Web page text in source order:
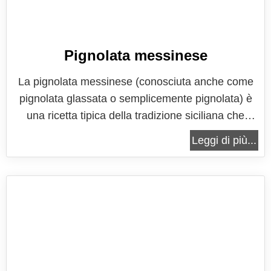
Pignolata messinese
La pignolata messinese (conosciuta anche come
pignolata glassata o semplicemente pignolata) è
una ricetta tipica della tradizione siciliana che
viene preparata in particolare in occasione delle
feste di Natale o del Carnevale. Si tratta di piccoli
Leggi di più...